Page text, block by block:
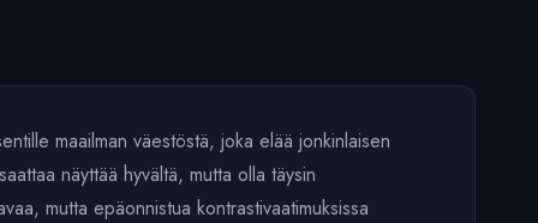
maailman väestöstä, joka elää jonkinlaisen
näyttää hyvältä, mutta olla täysin
mutta epäonnistua kontrastivaatimuksissa